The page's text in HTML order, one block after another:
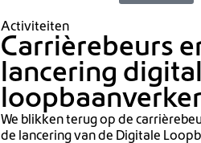
Activiteiten
Carrièrebeurs
lancering
We blikken terug op de
de lancering van de Digitale